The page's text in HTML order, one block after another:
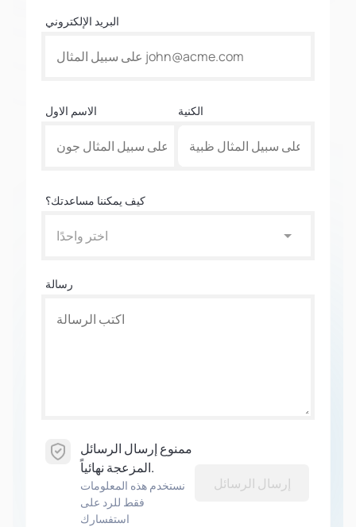
البريد الإلكتروني
الاسم الاول الكنية
كيف يمكننا مساعدتك؟
اختر واحدًا
رسالة
ممنوع إرسال الرسائل
المزعجة نهائياً.
نستخدم هذه المعلومات
فقط للرد على
استفسارك
إرسال الرسائل